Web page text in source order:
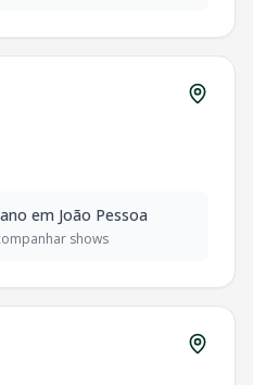
em João Pessoa
shows